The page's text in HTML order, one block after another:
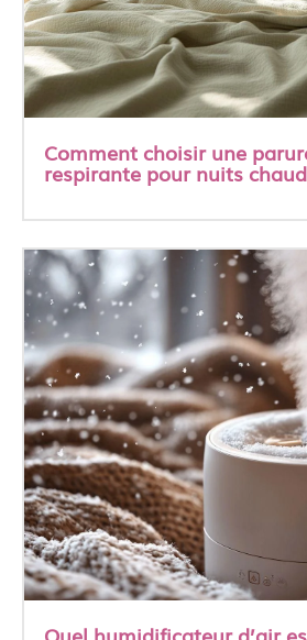
Comment choisir une
respirante pour nuits